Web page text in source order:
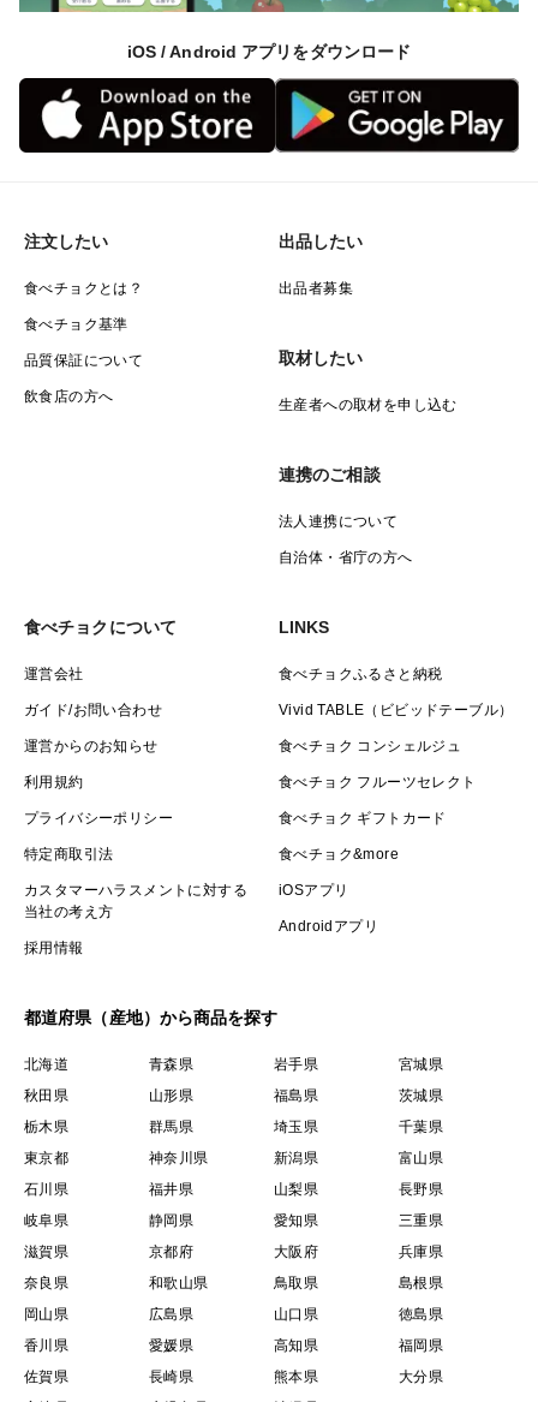
iOS / Android アプリをダウンロード
注文したい
食べチョクとは？
食べチョク基準
品質保証について
飲食店の方へ
出品したい
出品者募集
取材したい
生産者への取材を申し込む
連携のご相談
法人連携について
自治体・省庁の方へ
食べチョクについて
運営会社
ガイド/お問い合わせ
運営からのお知らせ
利用規約
プライバシーポリシー
特定商取引法
カスタマーハラスメントに対する
当社の考え方
採用情報
LINKS
食べチョクふるさと納税
Vivid TABLE（ビビッドテーブル）
食べチョク コンシェルジュ
食べチョク フルーツセレクト
食べチョク ギフトカード
食べチョク&more
iOSアプリ
Androidアプリ
都道府県（産地）から商品を探す
北海道 青森県 岩手県
宮城県
秋田県
山形県 福島県
茨城県
栃木県
群馬県 埼玉県
千葉県
東京都
神奈川県 新潟県
富山県
石川県
福井県 山梨県
長野県
岐阜県
静岡県 愛知県
三重県
滋賀県
京都府 大阪府
兵庫県
奈良県
和歌山県 鳥取県
島根県
岡山県
広島県 山口県
徳島県
香川県
愛媛県 高知県
福岡県
佐賀県
長崎県 熊本県
大分県